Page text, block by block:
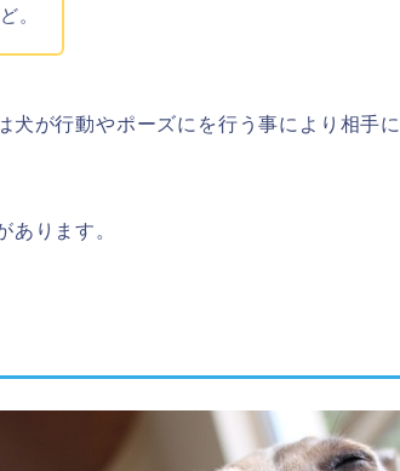
。
犬が行動やポーズにを行う事により相手
あります。